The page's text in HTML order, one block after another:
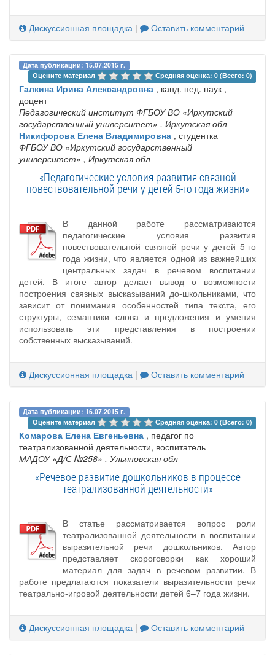
Дискуссионная площадка | Оставить комментарий
Дата публикации: 15.07.2015 г.
Оцените материал
Средняя оценка: 0 (Всего: 0)
Галкина Ирина Александровна , канд. пед. наук ,
доцент
Педагогический институт ФГБОУ ВО «‎Иркутский
государственный университет» , Иркутская обл
Никифорова Елена Владимировна , студентка
ФГБОУ ВО «Иркутский государственный
университет» , Иркутская обл
«Педагогические условия развития связной
повествовательной речи у детей 5-го года жизни»
В данной работе рассматриваются
педагогические условия развития
повествовательной связной речи у детей 5-го
года жизни, что является одной из важнейших
центральных задач в речевом воспитании
детей. В итоге автор делает вывод о возможности
построения связных высказываний до-школьниками, что
зависит от понимания особенностей типа текста, его
структуры, семантики слова и предложения и умения
использовать эти представления в построении
собственных высказываний.
Дискуссионная площадка | Оставить комментарий
Дата публикации: 16.07.2015 г.
Оцените материал
Средняя оценка: 0 (Всего: 0)
Комарова Елена Евгеньевна , педагог по
театрализованной деятельности, воспитатель
МАДОУ «Д/С №258» , Ульяновская обл
«Речевое развитие дошкольников в процессе
театрализованной деятельности»
В статье рассматривается вопрос роли
театрализованной деятельности в воспитании
выразительной речи дошкольников. Автор
представляет скороговорки как хороший
материал для задач в речевом развитии. В
работе предлагаются показатели выразительности речи
театрально-игровой деятельности детей 6–7 года жизни.
Дискуссионная площадка | Оставить комментарий